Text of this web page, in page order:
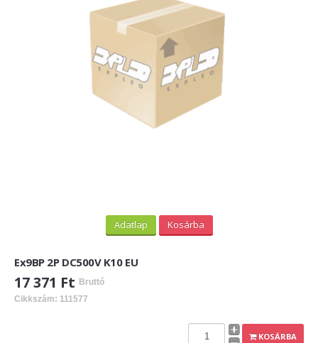
Adatlap Kosárba
Ex9BP 2P DC500V K10 EU
17 371 Ft Bruttó
Cikkszám: 111577
KOSÁRBA